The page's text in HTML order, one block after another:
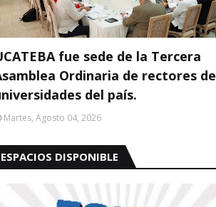
fue sede de la Tercera
Ordinaria de rectores de
del país.
Martes, Agosto 04, 2026
ESPACIOS DISPONIBLE